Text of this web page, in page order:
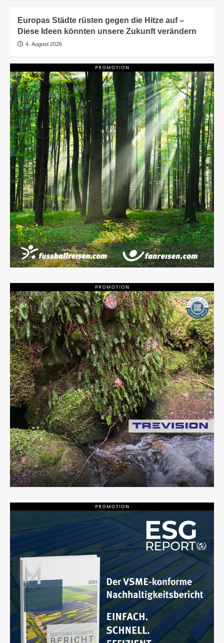
Europas Städte rüsten gegen die Hitze auf –
Diese Ideen könnten unsere Zukunft verändern
4. August 2026